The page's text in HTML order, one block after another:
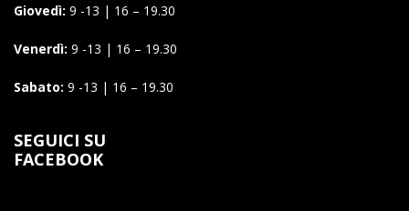
Giovedì: 9 -13 | 16 – 19.30
Venerdì: 9 -13 | 16 – 19.30
Sabato: 9 -13 | 16 – 19.30
SEGUICI SU
FACEBOOK